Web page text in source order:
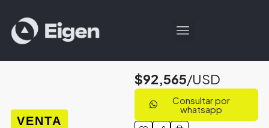
VENTA
$92,565/USD
Consultar por
whatsapp